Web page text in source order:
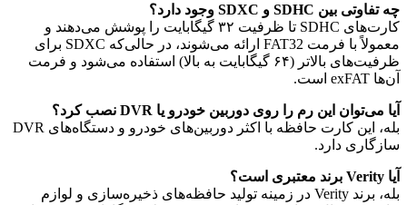
چه تفاوتی بین SDHC و SDXC وجود دارد؟
کارت‌های SDHC تا ظرفیت ۳۲ گیگابایت را پوشش می‌دهند و
معمولاً با فرمت FAT32 ارائه می‌شوند، در حالی‌که SDXC برای
ظرفیت‌های بالاتر (۶۴ گیگابایت به بالا) استفاده می‌شود و فرمت
آن‌ها exFAT است.
آیا می‌توان این رم را روی دوربین خودرو یا DVR نصب کرد؟
بله، این کارت حافظه با اکثر دوربین‌های خودرو و دستگاه‌های DVR
سازگاری دارد.
آیا Verity برند معتبری است؟
بله، برند Verity در زمینه تولید حافظه‌های ذخیره‌سازی و لوازم